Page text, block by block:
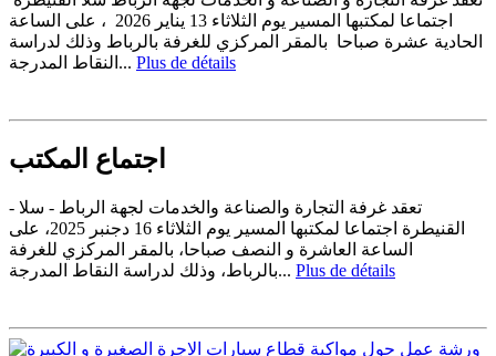
اجتماعا لمكتبها المسير يوم الثلاثاء 13 يناير 2026 ، على الساعة
الحادية عشرة صباحا بالمقر المركزي للغرفة بالرباط وذلك لدراسة
النقاط المدرجة... Plus de détails
اجتماع المكتب
تعقد غرفة التجارة والصناعة والخدمات لجهة الرباط - سلا -
القنيطرة اجتماعا لمكتبها المسير يوم الثلاثاء 16 دجنبر 2025، على
الساعة العاشرة و النصف صباحا، بالمقر المركزي للغرفة
بالرباط، وذلك لدراسة النقاط المدرجة... Plus de détails